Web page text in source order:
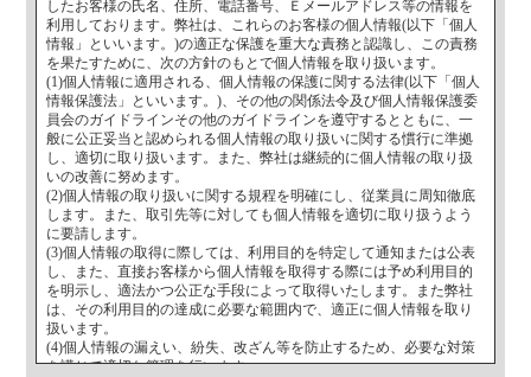
したお客様の氏名、住所、電話番号、Ｅメールアドレス等の情報を
利用しております。弊社は、これらのお客様の個人情報(以下「個人
情報」といいます。)の適正な保護を重大な責務と認識し、この責務
を果たすために、次の方針のもとで個人情報を取り扱います。
(1)個人情報に適用される、個人情報の保護に関する法律(以下「個人
情報保護法」といいます。)、その他の関係法令及び個人情報保護委
員会のガイドラインその他のガイドラインを遵守するとともに、一
般に公正妥当と認められる個人情報の取り扱いに関する慣行に準拠
し、適切に取り扱います。また、弊社は継続的に個人情報の取り扱
いの改善に努めます。
(2)個人情報の取り扱いに関する規程を明確にし、従業員に周知徹底
します。また、取引先等に対しても個人情報を適切に取り扱うよう
に要請します。
(3)個人情報の取得に際しては、利用目的を特定して通知または公表
し、また、直接お客様から個人情報を取得する際には予め利用目的
を明示し、適法かつ公正な手段によって取得いたします。また弊社
は、その利用目的の達成に必要な範囲内で、適正に個人情報を取り
扱います。
(4)個人情報の漏えい、紛失、改ざん等を防止するため、必要な対策
を講じて適切な管理を行います。